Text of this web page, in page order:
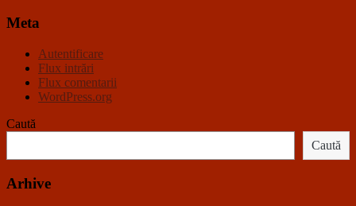
Meta
Autentificare
Flux intrări
Flux comentarii
WordPress.org
Caută
Caută
Arhive